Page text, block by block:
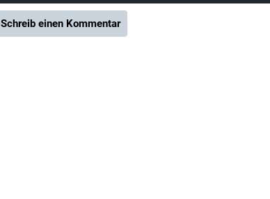
Schreib einen Kommentar